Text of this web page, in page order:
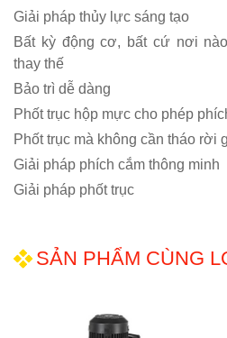
Giải pháp thủy lực sáng tạo
Bất kỳ động cơ, bất cứ nơi
thay thế
Bảo trì dễ dàng
Phốt trục hộp mực cho phép
Phốt trục mà không cần tháo rời
Giải pháp phích cắm thông minh
Giải pháp phốt trục
SẢN PHẨM CÙNG